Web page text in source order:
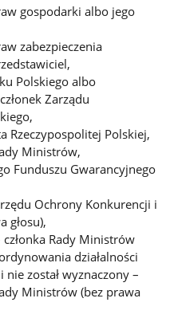
gospodarki albo jego
zabezpieczenia
Polskiego albo
Zarządu
Rzeczypospolitej Polskiej,
Ministrów,
Funduszu Gwarancyjnego
Ochrony Konkurencji i
głosu),
Rady Ministrów
działalności
nie został wyznaczony –
Ministrów (bez prawa